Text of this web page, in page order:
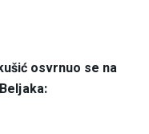
osvrnuo se na